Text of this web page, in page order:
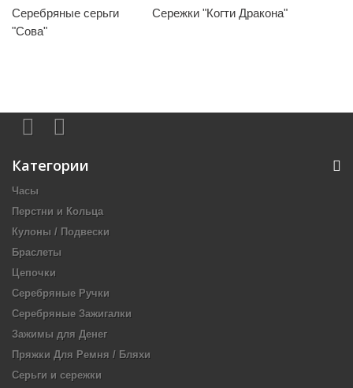
Серебряные серьги
"Сова"
Сережки "Когти Дракона"
Категории
Часы
Перстни и Кольца
Кулоны / Подвески
Браслеты
Цепочки
Серебряные Ручки
Серебряные Зажигалки
Зажимы для Денег
Пряжки Для Ремня / Бляхи
Серьги и сережки